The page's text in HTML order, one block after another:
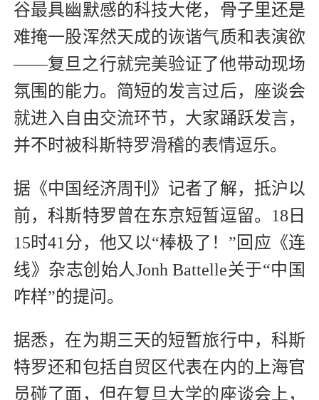
谷最具幽默感的科技大佬，骨子里还是
难掩一股浑然天成的诙谐气质和表演欲
——复旦之行就完美验证了他带动现场
氛围的能力。简短的发言过后，座谈会
就进入自由交流环节，大家踊跃发言，
并不时被科斯特罗滑稽的表情逗乐。
据《中国经济周刊》记者了解，抵沪以
前，科斯特罗曾在东京短暂逗留。18日
15时41分，他又以“棒极了！”回应《连
线》杂志创始人Jonh Battelle关于“中国
咋样”的提问。
据悉，在为期三天的短暂旅行中，科斯
特罗还和包括自贸区代表在内的上海官
员碰了面，但在复旦大学的座谈会上，